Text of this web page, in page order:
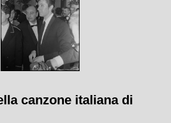
canzone italiana di